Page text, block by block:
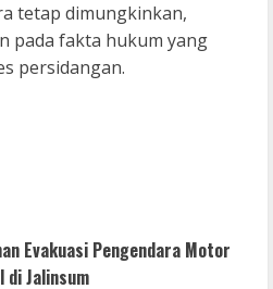
tetap dimungkinkan,
pada fakta hukum yang
persidangan.
Evakuasi Pengendara Motor
di Jalinsum